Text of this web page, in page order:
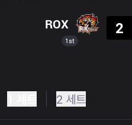
1st
ROX
2
2 세트